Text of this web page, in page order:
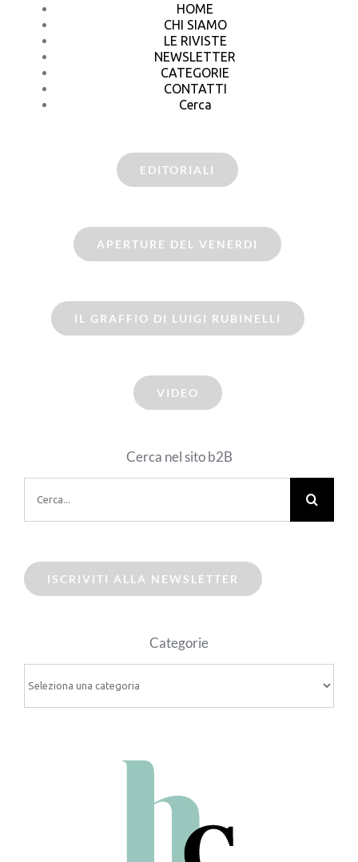
HOME
CHI SIAMO
LE RIVISTE
NEWSLETTER
CATEGORIE
CONTATTI
Cerca
EDITORIALI
APERTURE DEL VENERDI
IL GRAFFIO DI LUIGI RUBINELLI
VIDEO
Cerca nel sito b2B
per:
ISCRIVITI ALLA NEWSLETTER
Categorie